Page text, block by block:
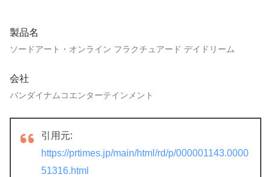
製品名
ソードアート・オンライン フラクチュアード デイドリーム
会社
バンダイナムコエンターテインメント
引用元:
https://prtimes.jp/main/html/rd/p/000001143.0000
51316.html